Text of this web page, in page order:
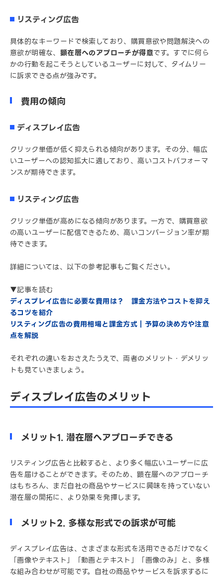
リスティング広告
具体的なキーワードで検索しており、購買意欲や問題解決への
意欲が明確な、 顕在層へのアプローチが得意です。すでに何ら
かの行動を起こそうとしているユーザーに対して、タイムリー
に訴求できる点が強みです。
費用の傾向
ディスプレイ広告
クリック単価が低く抑えられる傾向があります。その分、幅広
いユーザーへの認知拡大に適しており、高いコストパフォーマ
ンスが期待できます。
リスティング広告
クリック単価が高めになる傾向があります。一方で、購買意欲
の高いユーザーに配信できるため、高いコンバージョン率が期
待できます。
詳細については、以下の参考記事もご覧ください。
▼記事を読む
ディスプレイ広告に必要な費用は？ 課金方法やコストを抑え
るコツを紹介
リスティング広告の費用相場と課金方式｜予算の決め方や注意
点を解説
それぞれの違いをおさえたうえで、両者のメリット・デメリッ
トも見ていきましょう。
ディスプレイ広告のメリット
メリット1. 潜在層へアプローチできる
リスティング広告と比較すると、より多く幅広いユーザーに広
告を届けることができます。そのため、顕在層へのアプローチ
はもちろん、まだ自社の商品やサービスに興味を持っていない
潜在層の開拓に、より効果を発揮します。
メリット2. 多様な形式での訴求が可能
ディスプレイ広告は、さまざまな形式を活用できるだけでなく
「画像やテキスト」「動画とテキスト」「画像のみ」と、多様
な組み合わせが可能です。自社の商品やサービスを訴求するに